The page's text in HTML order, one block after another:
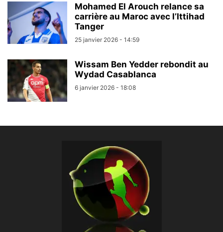
Mohamed El Arouch relance sa
carrière au Maroc avec l’Ittihad
Tanger
25 janvier 2026 - 14:59
Wissam Ben Yedder rebondit au
Wydad Casablanca
6 janvier 2026 - 18:08